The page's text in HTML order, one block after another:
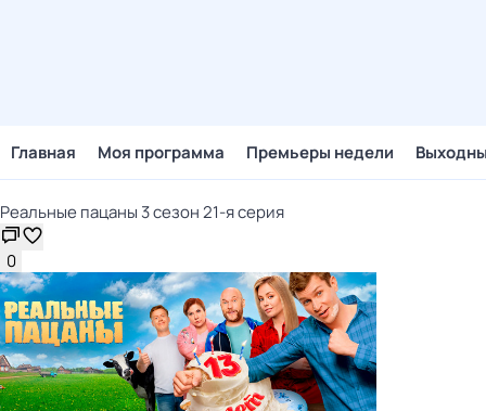
Главная Моя программа Премьеры недели
Реальные пацаны 3 сезон 21-я серия
0